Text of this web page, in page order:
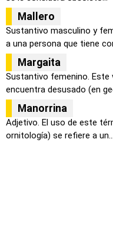
Mallero
Sustantivo masculino y
a una persona que tiene
Margaita
Sustantivo femenino. Este
encuentra desusado (en
Manorrina
Adjetivo. El uso de este
ornitología) se refiere a un...